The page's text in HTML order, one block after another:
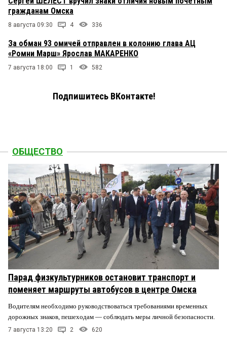
гражданам Омска
8 августа 09:30 4 336
За обман 93 омичей отправлен в колонию глава АЦ
«Ромни Марш» Ярослав МАКАРЕНКО
7 августа 18:00 1 582
Подпишитесь ВКонтакте!
ОБЩЕСТВО
Парад физкультурников остановит транспорт и
поменяет маршруты автобусов в центре Омска
Водителям необходимо руководствоваться требованиями временных
дорожных знаков, пешеходам — соблюдать меры личной безопасности.
7 августа 13:20 2 620